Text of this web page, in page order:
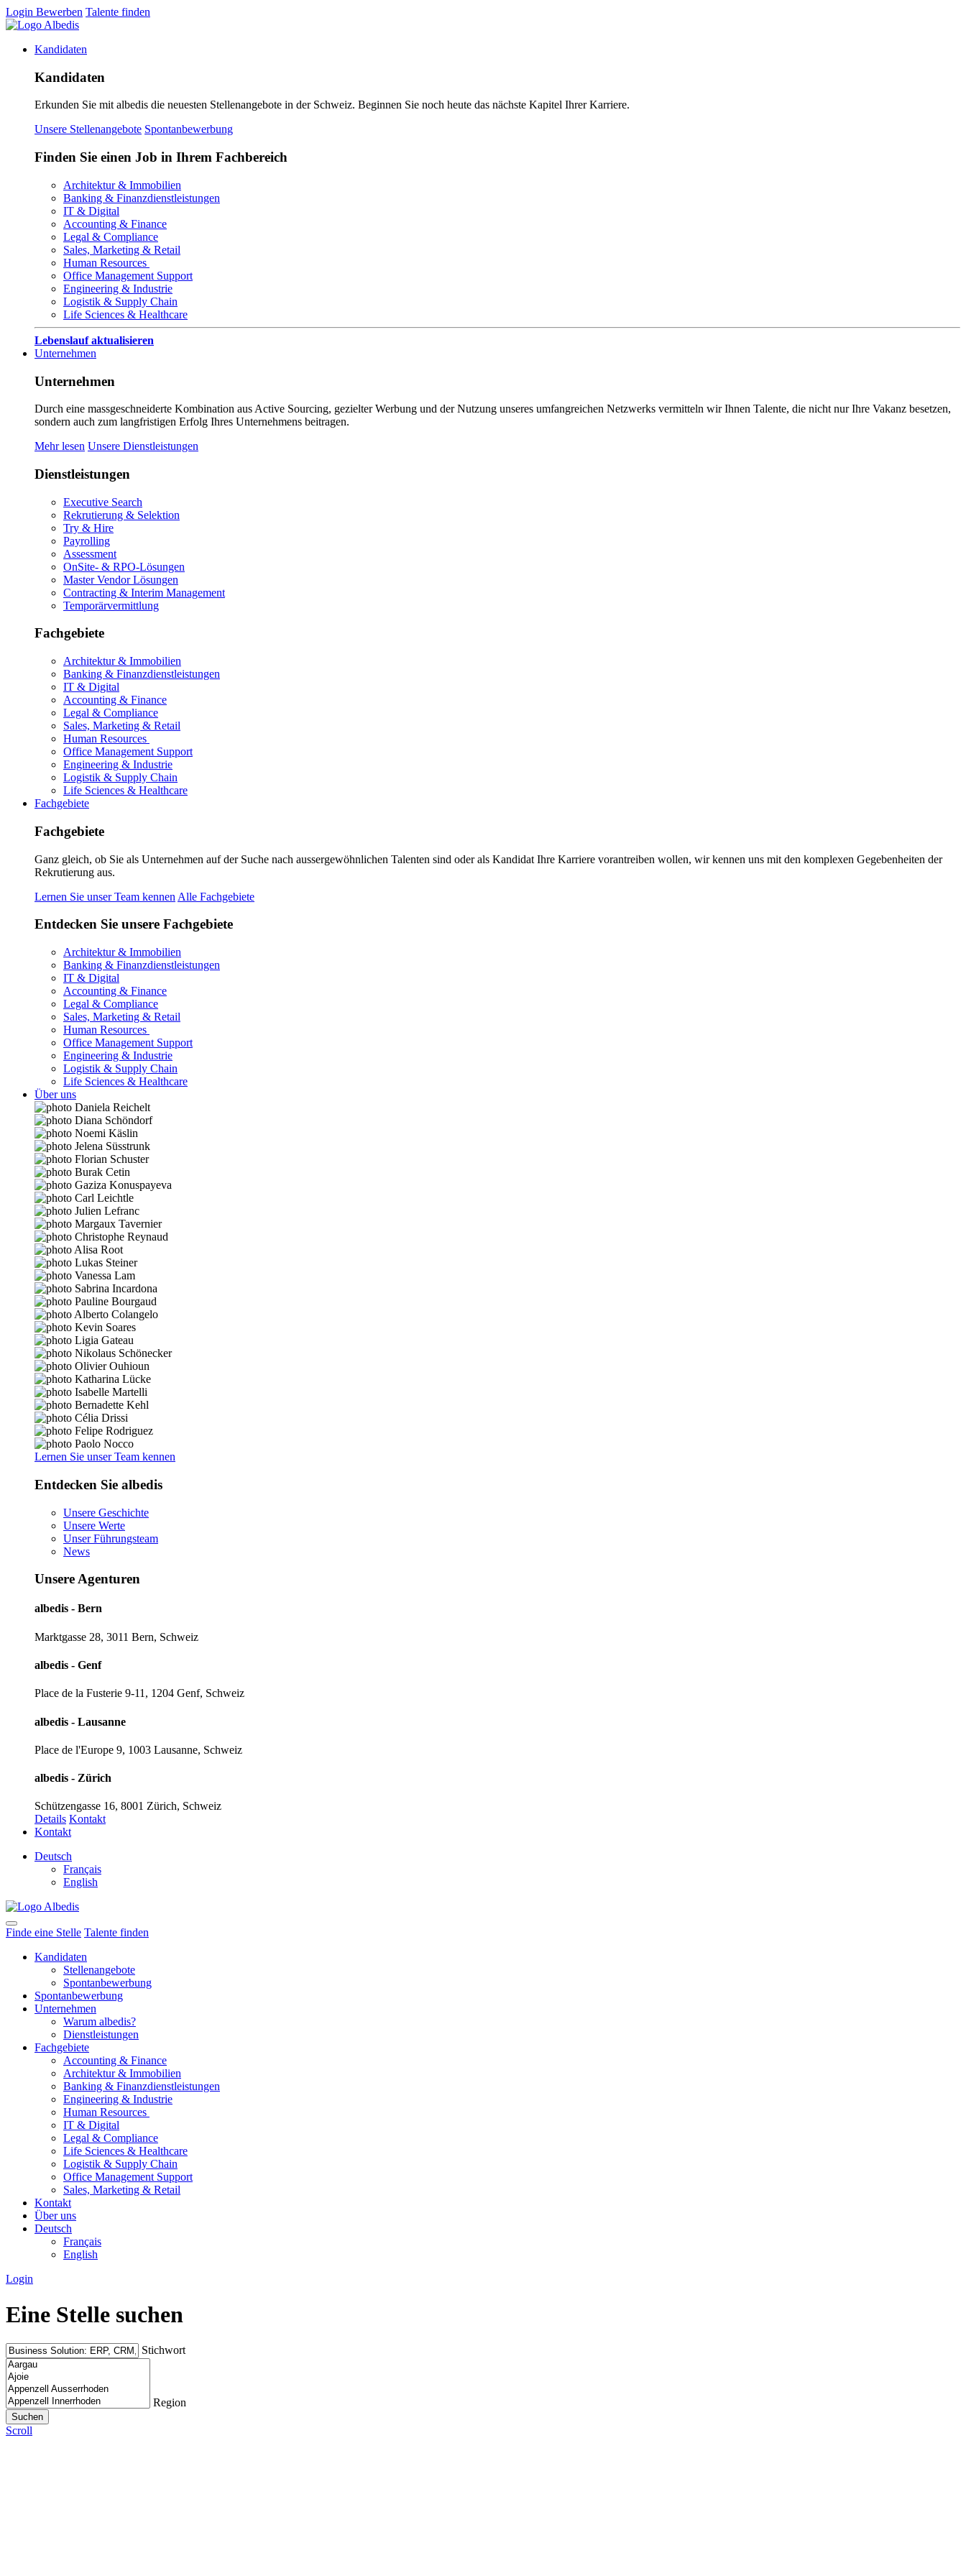
Login Bewerben Talente finden
Kandidaten
Kandidaten
Erkunden Sie mit albedis die neuesten Stellenangebote in der Schweiz. Beginnen Sie noch heute das nächste Kapitel Ihrer Karriere.
Unsere Stellenangebote Spontanbewerbung
Finden Sie einen Job in Ihrem Fachbereich
Architektur & Immobilien
Banking & Finanzdienstleistungen
IT & Digital
Accounting & Finance
Legal & Compliance
Sales, Marketing & Retail
Human Resources
Office Management Support
Engineering & Industrie
Logistik & Supply Chain
Life Sciences & Healthcare
Lebenslauf aktualisieren
Unternehmen
Unternehmen
Durch eine massgeschneiderte Kombination aus Active Sourcing, gezielter Werbung und der Nutzung unseres umfangreichen Netzwerks vermitteln wir Ihnen Talente, die nicht nur Ihre Vakanz besetzen,
sondern auch zum langfristigen Erfolg Ihres Unternehmens beitragen.
Mehr lesen Unsere Dienstleistungen
Dienstleistungen
Executive Search
Rekrutierung & Selektion
Try & Hire
Payrolling
Assessment
OnSite- & RPO-Lösungen
Master Vendor Lösungen
Contracting & Interim Management
Temporärvermittlung
Fachgebiete
Architektur & Immobilien
Banking & Finanzdienstleistungen
IT & Digital
Accounting & Finance
Legal & Compliance
Sales, Marketing & Retail
Human Resources
Office Management Support
Engineering & Industrie
Logistik & Supply Chain
Life Sciences & Healthcare
Fachgebiete
Fachgebiete
Ganz gleich, ob Sie als Unternehmen auf der Suche nach aussergewöhnlichen Talenten sind oder als Kandidat Ihre Karriere vorantreiben wollen, wir kennen uns mit den komplexen Gegebenheiten der
Rekrutierung aus.
Lernen Sie unser Team kennen Alle Fachgebiete
Entdecken Sie unsere Fachgebiete
Architektur & Immobilien
Banking & Finanzdienstleistungen
IT & Digital
Accounting & Finance
Legal & Compliance
Sales, Marketing & Retail
Human Resources
Office Management Support
Engineering & Industrie
Logistik & Supply Chain
Life Sciences & Healthcare
Über uns
Lernen Sie unser Team kennen
Entdecken Sie albedis
Unsere Geschichte
Unsere Werte
Unser Führungsteam
News
Unsere Agenturen
albedis - Bern
Marktgasse 28, 3011 Bern, Schweiz
albedis - Genf
Place de la Fusterie 9-11, 1204 Genf, Schweiz
albedis - Lausanne
Place de l'Europe 9, 1003 Lausanne, Schweiz
albedis - Zürich
Schützengasse 16, 8001 Zürich, Schweiz
Details Kontakt
Kontakt
Deutsch
Français
English
Finde eine Stelle Talente finden
Kandidaten
Stellenangebote
Spontanbewerbung
Spontanbewerbung
Unternehmen
Warum albedis?
Dienstleistungen
Fachgebiete
Accounting & Finance
Architektur & Immobilien
Banking & Finanzdienstleistungen
Engineering & Industrie
Human Resources
IT & Digital
Legal & Compliance
Life Sciences & Healthcare
Logistik & Supply Chain
Office Management Support
Sales, Marketing & Retail
Kontakt
Über uns
Deutsch
Français
English
Login
Eine Stelle suchen
Stichwort
Region
Scroll